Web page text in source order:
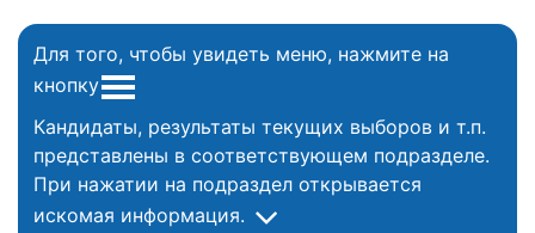
Для того, чтобы увидеть меню, нажмите на
кнопку
Кандидаты, результаты текущих выборов и т.п.
представлены в соответствующем подразделе.
При нажатии на подраздел открывается
искомая информация.